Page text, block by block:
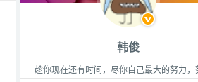
韩俊